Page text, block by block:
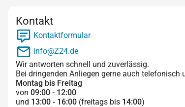
Kontakt
Kontaktformular
info@Z24.de
Wir antworten schnell und zuverlässig.
Bei dringenden Anliegen gerne auch telefonisch
Montag bis Freitag
von 09:00 - 12:00
und 13:00 - 16:00 (freitags bis 14:00)